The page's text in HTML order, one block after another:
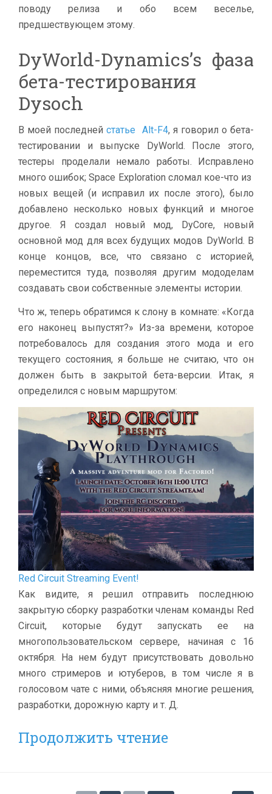
поводу релиза и обо всем веселье,
предшествующем этому.
DyWorld-Dynamics’s фаза
бета-тестирования
Dysoch
В моей последнейстатье Alt-F4, я говорил о бета-
тестировании и выпуске DyWorld. После этого,
тестеры проделали немало работы. Исправлено
много ошибок; Space Exploration сломал кое-что из
новых вещей (и исправил их после этого), было
добавлено несколько новых функций и многое
другое. Я создал новый мод, DyCore, новый
основной мод для всех будущих модов DyWorld. В
конце концов, все, что связано с историей,
переместится туда, позволяя другим мододелам
создавать свои собственные элементы истории.
Что ж, теперь обратимся к слону в комнате: «Когда
его наконец выпустят?» Из-за времени, которое
потребовалось для создания этого мода и его
текущего состояния, я больше не считаю, что он
должен быть в закрытой бета-версии. Итак, я
определился с новым маршрутом:
Red Circuit Streaming Event!
Как видите, я решил отправить последнюю
закрытую сборку разработки членам команды Red
Circuit, которые будут запускать ее на
многопользовательском сервере, начиная с 16
октября. На нем будут присутствовать довольно
много стримеров и ютуберов, в том числе я в
голосовом чате с ними, объясняя многие решения,
разработки, дорожную карту и т. Д.
Продолжить чтение